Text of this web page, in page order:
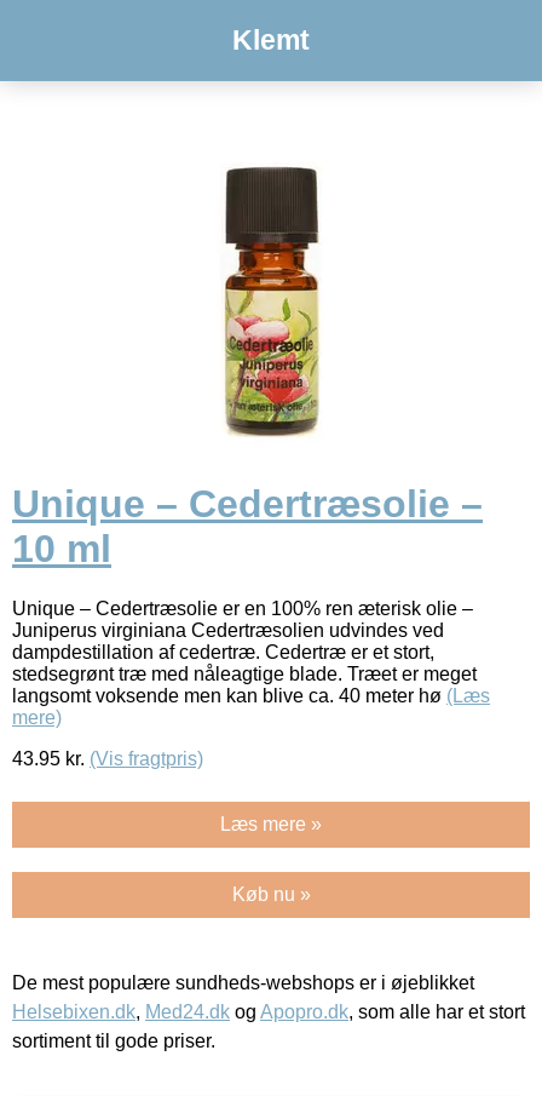
Klemt
Unique – Cedertræsolie –
10 ml
Unique – Cedertræsolie er en 100% ren æterisk olie –
Juniperus virginiana Cedertræsolien udvindes ved
dampdestillation af cedertræ. Cedertræ er et stort,
stedsegrønt træ med nåleagtige blade. Træet er meget
langsomt voksende men kan blive ca. 40 meter hø (Læs
mere)
43.95 kr. (Vis fragtpris)
Læs mere »
Køb nu »
De mest populære sundheds-webshops er i øjeblikket
Helsebixen.dk, Med24.dk og Apopro.dk, som alle har et stort
sortiment til gode priser.